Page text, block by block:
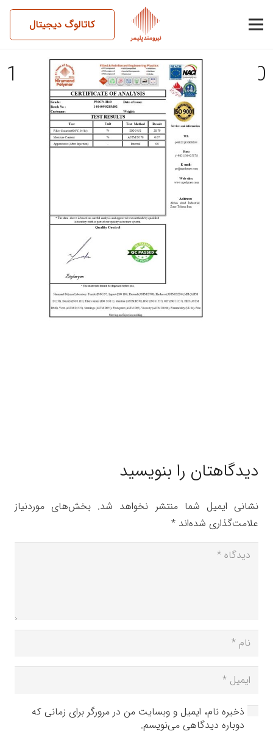
کاتالوگ دیجیتال
14040902BM02-P30CN-H40
دیدگاهتان را بنویسید
نشانی ایمیل شما منتشر نخواهد شد. بخش‌های موردنیاز
علامت‌گذاری شده‌اند *
ذخیره نام، ایمیل و وبسایت من در مرورگر برای زمانی که
دوباره دیدگاهی می‌نویسم.